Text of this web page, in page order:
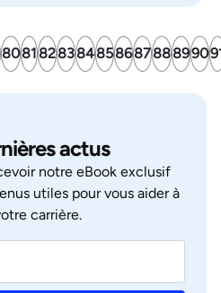
8081828384858687888990
actus
notre eBook exclusif
utiles pour vous aider à
carrière.